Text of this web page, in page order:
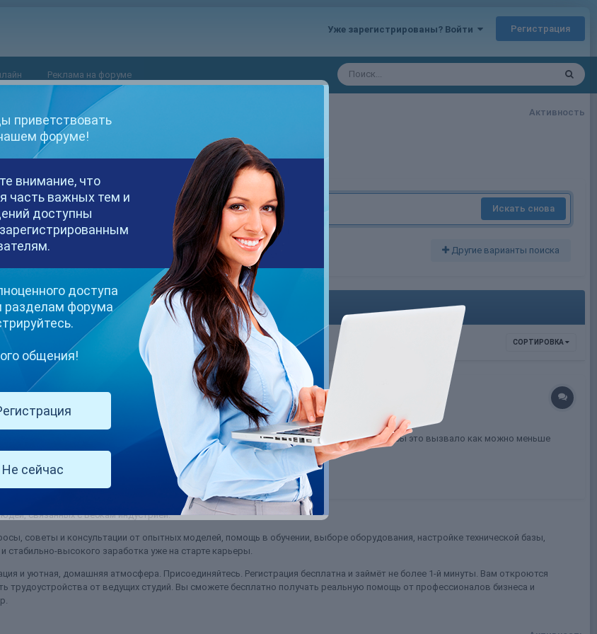
Уже зарегистрированы? Войти Регистрация
Реклама на форуме
Активность
Искать снова
Другие варианты поиска
СОРТИРОВКА
на кровати. Упорно выспрашивает, что это такое. А я не знаю, как ответить так, чтобы это вызвало как можно меньше
полосу бабушкиных новостей....
связанных с Вебкам индустрией.
советы и консультации от опытных моделей, помощь в обучении, выборе оборудования, настройке технической базы,
высокого заработка уже на старте карьеры.
и уютная, домашняя атмосфера. Присоединяйтесь. Регистрация бесплатна и займёт не более 1-й минуты. Вам откроются
от ведущих студий. Вы сможете бесплатно получать реальную помощь от профессионалов бизнеса и
приветствовать
форуме!
внимание, что
часть важных тем и
доступны
доступа
разделам форума
общения!
Не сейчас